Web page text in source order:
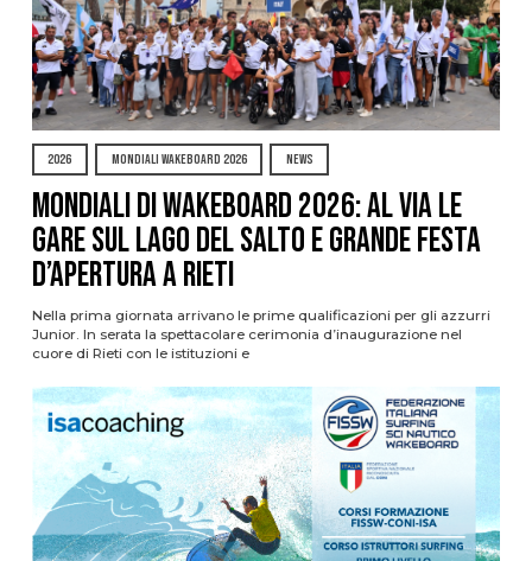
2026 MONDIALI WAKEBOARD 2026 NEWS
Mondiali di Wakeboard 2026: al via le
gare sul Lago del Salto e grande festa
d’apertura a Rieti
Nella prima giornata arrivano le prime qualificazioni per gli azzurri
Junior. In serata la spettacolare cerimonia d’inaugurazione nel
cuore di Rieti con le istituzioni e